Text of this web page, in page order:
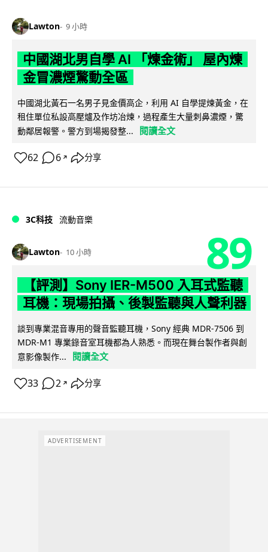
Lawton 9 小時
中國湖北男自學 AI 「煉金術」 屋內煉
金冒濃煙驚動全區
中國湖北黃石一名男子見金價高企，利用 AI 自學提煉黃金，在
租住單位私設高壓爐及作坊冶煉，過程產生大量刺鼻濃煙，驚
動鄰居報警。警方到場揭發整...
閱讀全文
62 6 ↗ 分享
3C科技 流動音樂
Lawton 10 小時 89
【評測】Sony IER-M500 入耳式監聽
耳機：現場拍攝、後製監聽與人聲利器
談到專業混音專用的聲音監聽耳機，Sony 經典 MDR-7506 到
MDR-M1 專業錄音室耳機都為人熟悉。而現在舞台製作者與創
意影像製作...
閱讀全文
33 2 ↗ 分享
ADVERTISEMENT